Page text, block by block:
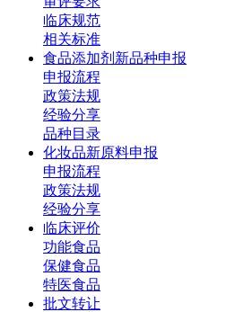
临床规范
相关标准
食品添加剂新品种申报
申报流程
政策法规
经验分享
品种目录
化妆品新原料申报
申报流程
政策法规
经验分享
临床评价
功能食品
保健食品
特医食品
批文转让